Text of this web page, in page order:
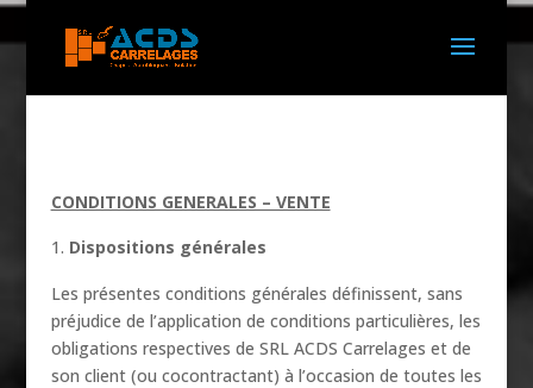
CONDITIONS GENERALES – VENTE
Dispositions générales
Les présentes conditions générales définissent, sans
préjudice de l’application de conditions particulières, les
obligations respectives de SRL ACDS Carrelages et de
son client (ou cocontractant) à l’occasion de toutes les